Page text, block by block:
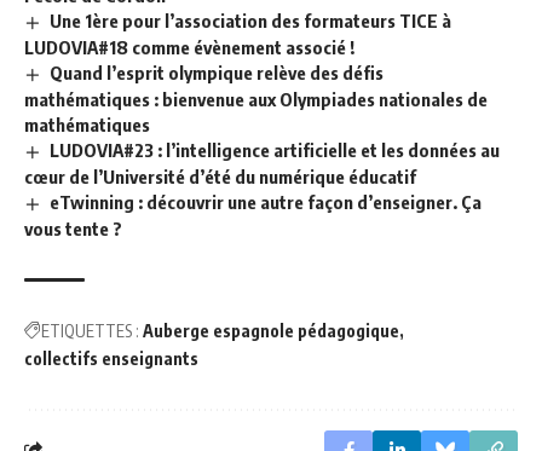
Une 1ère pour l’association des formateurs TICE à
LUDOVIA#18 comme évènement associé !
Quand l’esprit olympique relève des défis
mathématiques : bienvenue aux Olympiades nationales de
mathématiques
LUDOVIA#23 : l’intelligence artificielle et les données au
cœur de l’Université d’été du numérique éducatif
eTwinning : découvrir une autre façon d’enseigner. Ça
vous tente ?
ETIQUETTES : Auberge espagnole pédagogique
collectifs enseignants